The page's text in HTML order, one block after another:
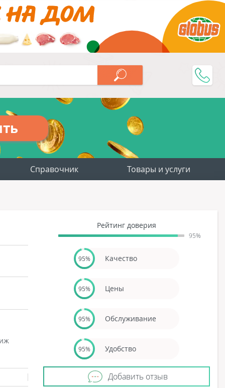
Справочник Товары и услуги
Рейтинг доверия
95%
95% Качество
95% Цены
95% Обслуживание
95% Удобство
Добавить отзыв